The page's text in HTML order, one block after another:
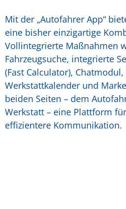
Mit der „Autofahrer App“
eine bisher einzigartige
Vollintegrierte Maßnahmen
Fahrzeugsuche, integrierte
(Fast Calculator),
Werkstattkalender und
beiden Seiten – dem
Werkstatt – eine Plattform
effizientere Kommunikation.